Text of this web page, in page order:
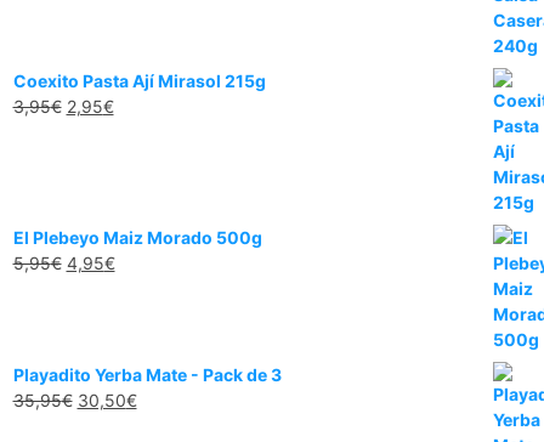
Coexito Pasta Ají Mirasol 215g
3,95€ 2,95€
El Plebeyo Maiz Morado 500g
5,95€ 4,95€
Playadito Yerba Mate - Pack de 3
35,95€ 30,50€